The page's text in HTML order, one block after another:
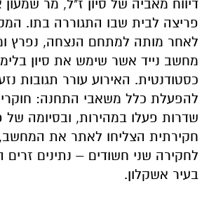
דיווח מאביה של סיון ז"ל, מר
פריצה לבית שבו התגוררה בתו.
לאחר מותה למתחם הנצחה, נפרץ
מחשב נייד אשר שימש את סיון
כסטודנטית. האירוע עורר תגובות
להפעלת כלל משאבי התחנה:
שדרות פעלו במהירות, ובסיומה של
חקירתית הצליחו לאתר את המחשב,
לחקירה שני חשודים – נתינים זרים
בעיר אשקלון.